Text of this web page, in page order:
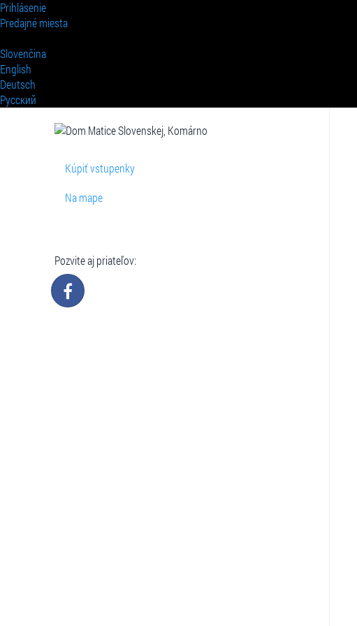
Prihlásenie
Predajné miesta
Slovenčina
English
Deutsch
Pусский
Kúpiť vstupenky
Na mape
Pozvite aj priateľov: